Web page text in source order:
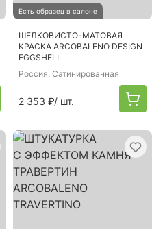
Есть образец в салоне
ШЕЛКОВИСТО-МАТОВАЯ
КРАСКА ARCOBALENO DESIGN
EGGSHELL
Россия, Сатинированная
2 353 ₽/ шт.